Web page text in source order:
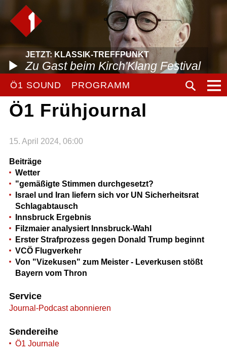
JETZT: KLASSIK-TREFFPUNKT
Zu Gast beim Kirch'Klang Festival
Ö1 SOUND PROGRAMM
Ö1 Frühjournal
15. April 2024, 06:00
Beiträge
Wetter
"gemäßigte Stimmen durchgesetzt?
Israel und Iran liefern sich vor UN Sicherheitsrat
Schlagabtausch
Innsbruck Ergebnis
Filzmaier analysiert Innsbruck-Wahl
Erster Strafprozess gegen Donald Trump beginnt
VCÖ Flugverkehr
Von "Vizekusen" zum Meister - Leverkusen stößt
Bayern vom Thron
Service
Journal-Podcast abonnieren
Sendereihe
Ö1 Journale